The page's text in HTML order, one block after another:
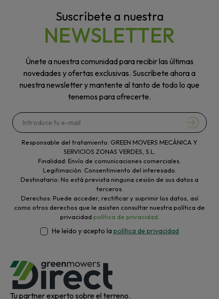
Suscríbete a nuestra
NEWSLETTER
Únete a nuestra comunidad para recibir las últimas
novedades y ofertas exclusivas. Suscríbete ahora a
nuestra newsletter y mantente al tanto de todo lo que
tenemos para ofrecerte.
Responsable del tratamiento: GREEN MOVERS MECÁNICA Y
SERVICIOS ZONAS VERDES, S.L.
Finalidad: Envío de comunicaciones comerciales.
Legitimación: Consentimiento del interesado.
Destinatario: No está prevista ninguna cesión de sus datos a
terceros.
Derechos: Puede acceder, rectificar y suprimir los datos, así
como otros derechos que le asisten consultar nuestra política de
privacidad política de privacidad.
He leído y acepto la política de privacidad
Tu partner experto sobre el terreno.